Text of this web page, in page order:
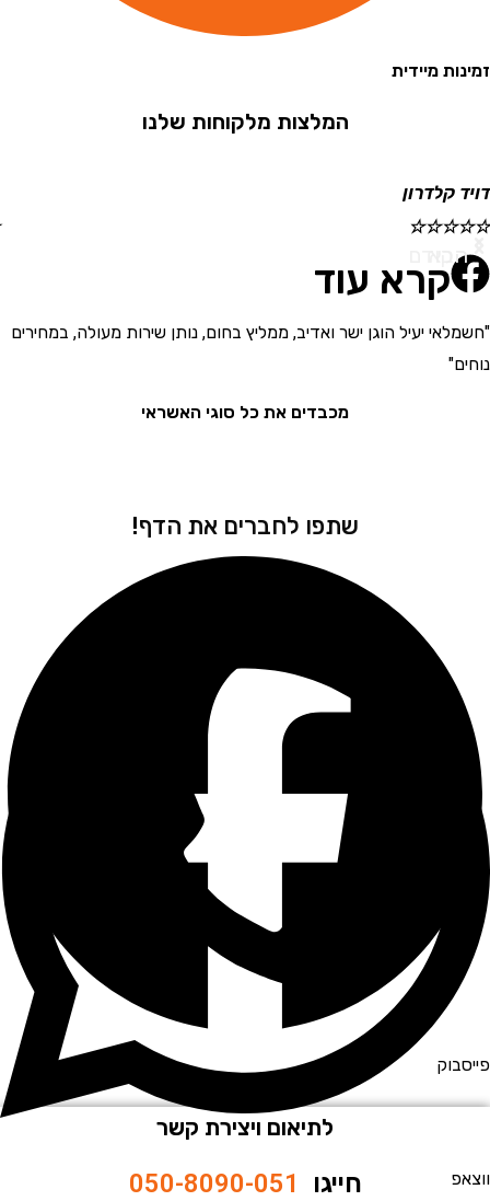
מיידית
המלצות מלקוחות שלנו
☆
☆
קרא עוד
יעיל הוגן ישר ואדיב, ממליץ בחום, נותן שירות מעולה, במחירים
מכבדים את כל סוגי האשראי
שתפו לחברים את הדף!
לתיאום ויצירת קשר
חייגו050-8090-051